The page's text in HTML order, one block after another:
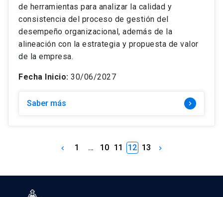
de herramientas para analizar la calidad y
consistencia del proceso de gestión del
desempeño organizacional, además de la
alineación con la estrategia y propuesta de valor
de la empresa.
Fecha Inicio: 30/06/2027
Saber más keyboard_arrow_right
keyboard_arrow_left 1 … 10 11 12 13 keyboard_arrow_right